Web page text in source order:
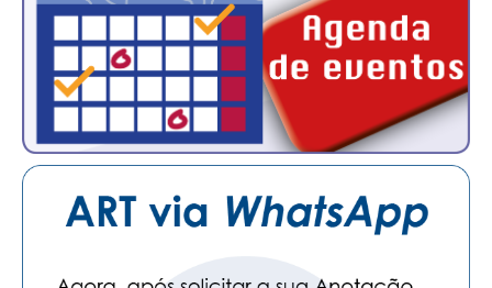
PUBLICIDADE
MANUAL DE REDAÇÃO
CADASTRO